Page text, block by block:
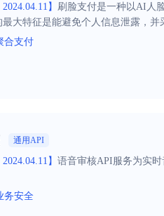
】 刷脸支付是一种以AI人
大特征是能避免个人信息泄露，
合支付
通用API
】 语音审核API服务为实
务安全